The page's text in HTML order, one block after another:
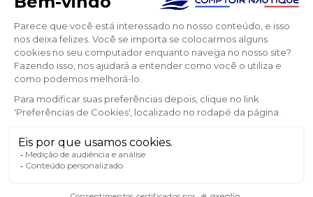
MARCAS
PARCEIROS
VER TODAS AS NOSSAS MARCAS